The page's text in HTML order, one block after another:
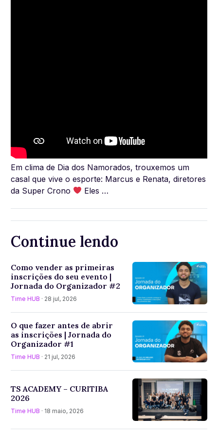
Em clima de Dia dos Namorados, trouxemos um
casal que vive o esporte: Marcus e Renata, diretores
da Super Crono
Eles …
Continue lendo
Como vender as primeiras
inscrições do seu evento |
Jornada do Organizador #2
Time HUB · 28 jul, 2026
O que fazer antes de abrir
as inscrições | Jornada do
Organizador #1
Time HUB · 21 jul, 2026
TS ACADEMY – CURITIBA
2026
Time HUB · 18 maio, 2026